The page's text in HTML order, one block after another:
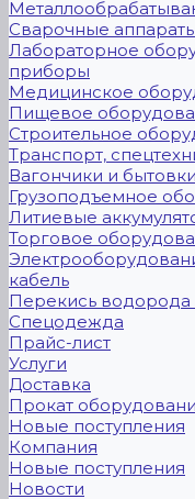
Сварочные
Лабораторное
приборы
Медицинское
Пищевое
Строительное
Транспорт,
Вагончики и бытовки
Грузоподъемное
Литиевые
Торговое
кабель
Перекись водорода
Спецодежда
Прайс-лист
Услуги
Доставка
Прокат
Новые поступления
Компания
Новые поступления
Новости